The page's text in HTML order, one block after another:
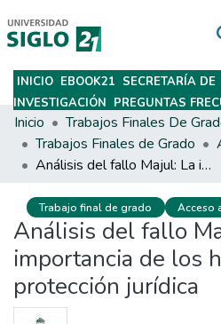
Subir
INICIO EBOOK21 SECRETARÍA DE
INVESTIGACIÓN PREGUNTAS
Inicio
Trabajos Finales de Grado
Análisis del fallo Majul: La importancia de los humedales y su protección jurídica
Trabajo final de grado Acceso
Análisis del fallo
importancia de los
protección jurídica